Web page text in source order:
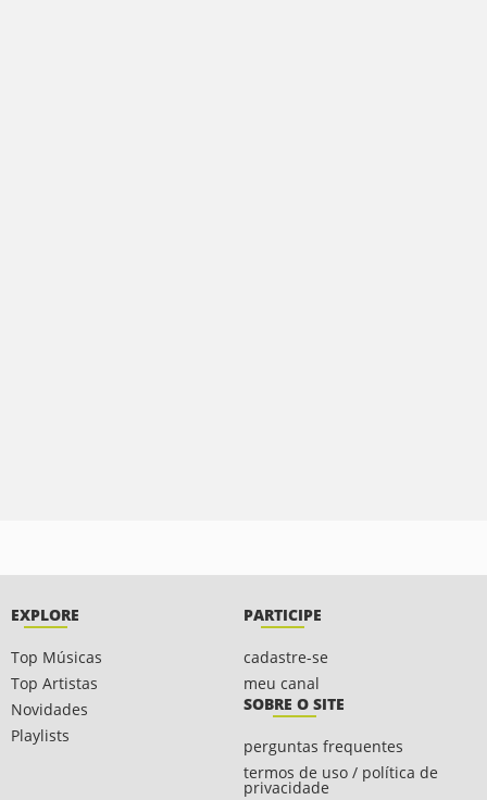
EXPLORE
Top Músicas
Top Artistas
Novidades
Playlists
PARTICIPE
cadastre-se
meu canal
SOBRE O SITE
perguntas frequentes
termos de uso / política de
privacidade